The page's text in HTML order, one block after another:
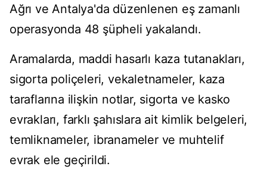
Ağrı ve Antalya'da düzenlenen eş zamanlı
operasyonda 48 şüpheli yakalandı.
Aramalarda, maddi hasarlı kaza tutanakları,
sigorta poliçeleri, vekaletnameler, kaza
taraflarına ilişkin notlar, sigorta ve kasko
evrakları, farklı şahıslara ait kimlik belgeleri,
temliknameler, ibranameler ve muhtelif
evrak ele geçirildi.